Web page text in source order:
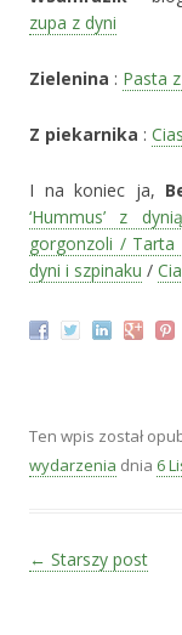
zupa z dyni
Zielenina : Pasta
Z piekarnika :
I na koniec ja,
‘Hummus’ z dynią
gorgonzoli /
dyni i szpinaku /
Ten wpis został
wydarzenia dnia 6
Zobacz wpisy
← Starszy post